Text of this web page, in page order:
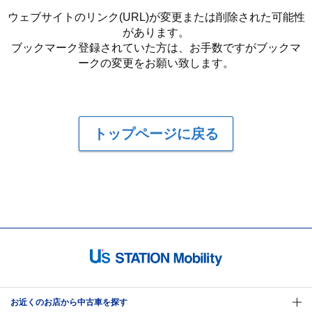
ウェブサイトのリンク(URL)が変更または削除された可能性
があります。
ブックマーク登録されていた方は、お手数ですがブックマ
ークの変更をお願い致します。
トップページに戻る
お近くのお店から中古車を探す